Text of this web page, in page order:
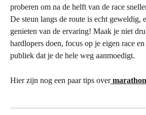
proberen om na de helft van de race
De steun langs de route is echt geweldig,
genieten van de ervaring! Maak je niet
hardlopers doen, focus op je eigen race
publiek dat je de hele weg aanmoedigt.
Hier zijn nog een paar tips over